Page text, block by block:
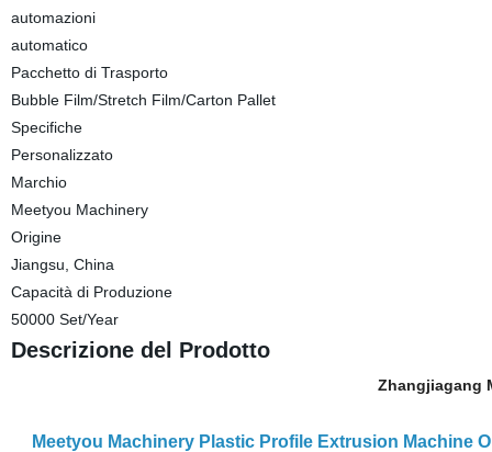
automazioni
automatico
Pacchetto di Trasporto
Bubble Film/Stretch Film/Carton Pallet
Specifiche
Personalizzato
Marchio
Meetyou Machinery
Origine
Jiangsu, China
Capacità di Produzione
50000 Set/Year
Descrizione del Prodotto
Zhangjiagang
Meetyou Machinery Plastic Profile Extrusion Machine